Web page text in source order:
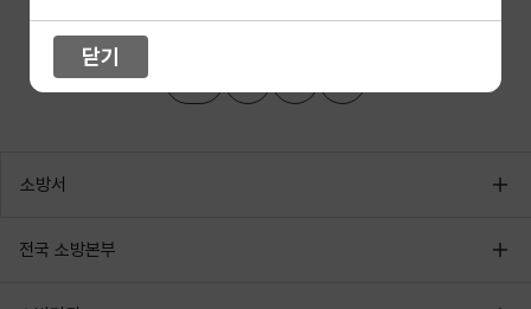
소방서
전국 소방본부
닫기